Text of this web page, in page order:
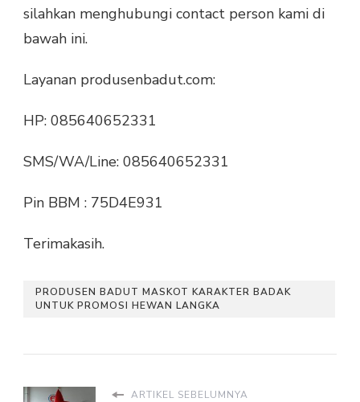
silahkan menghubungi contact person kami di
bawah ini.
Layanan produsenbadut.com:
HP: 085640652331
SMS/WA/Line: 085640652331
Pin BBM : 75D4E931
Terimakasih.
PRODUSEN BADUT MASKOT KARAKTER BADAK
UNTUK PROMOSI HEWAN LANGKA
ARTIKEL SEBELUMNYA